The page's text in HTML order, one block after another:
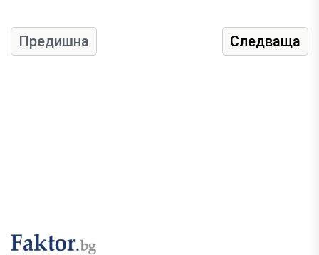
Предишна Следваща